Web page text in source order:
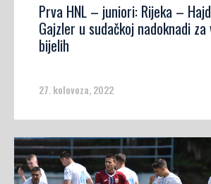
Prva HNL – juniori: Rijeka –
Gajzler u sudačkoj nadoknadi
bijelih
27. kolovoza, 2022